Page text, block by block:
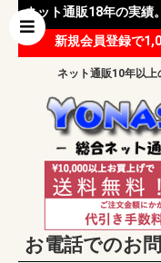
ネット通販18年の実績
ーブル等 様々な
新規会員登録で
ネット通販10年以上
お電話でのお